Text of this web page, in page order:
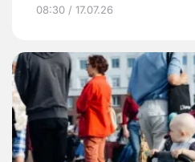
08:30 / 17.07.26